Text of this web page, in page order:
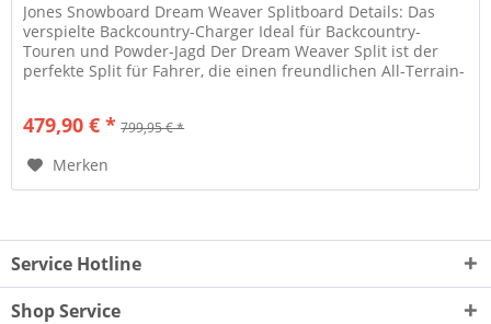
Jones Snowboard Dream Weaver Splitboard Details: Das
verspielte Backcountry-Charger Ideal für Backcountry-
Touren und Powder-Jagd Der Dream Weaver Split ist der
perfekte Split für Fahrer, die einen freundlichen All-Terrain-
479,90 € * 799,95 € *
Merken
Service Hotline
Shop Service